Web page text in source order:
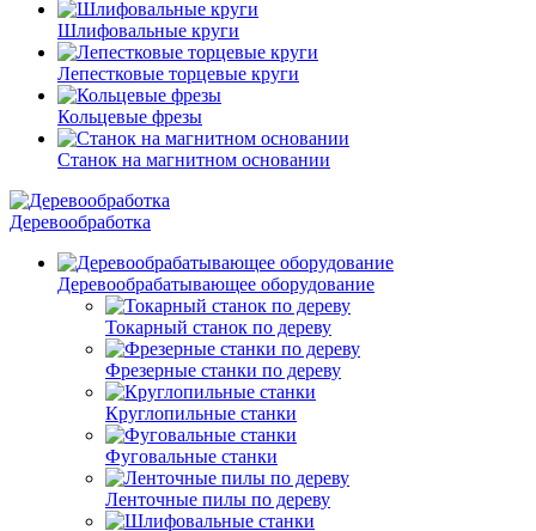
Шлифовальные круги
Лепестковые торцевые круги
Кольцевые фрезы
Станок на магнитном основании
Деревообработка
Деревообрабатывающее оборудование
Токарный станок по дереву
Фрезерные станки по дереву
Круглопильные станки
Фуговальные станки
Ленточные пилы по дереву